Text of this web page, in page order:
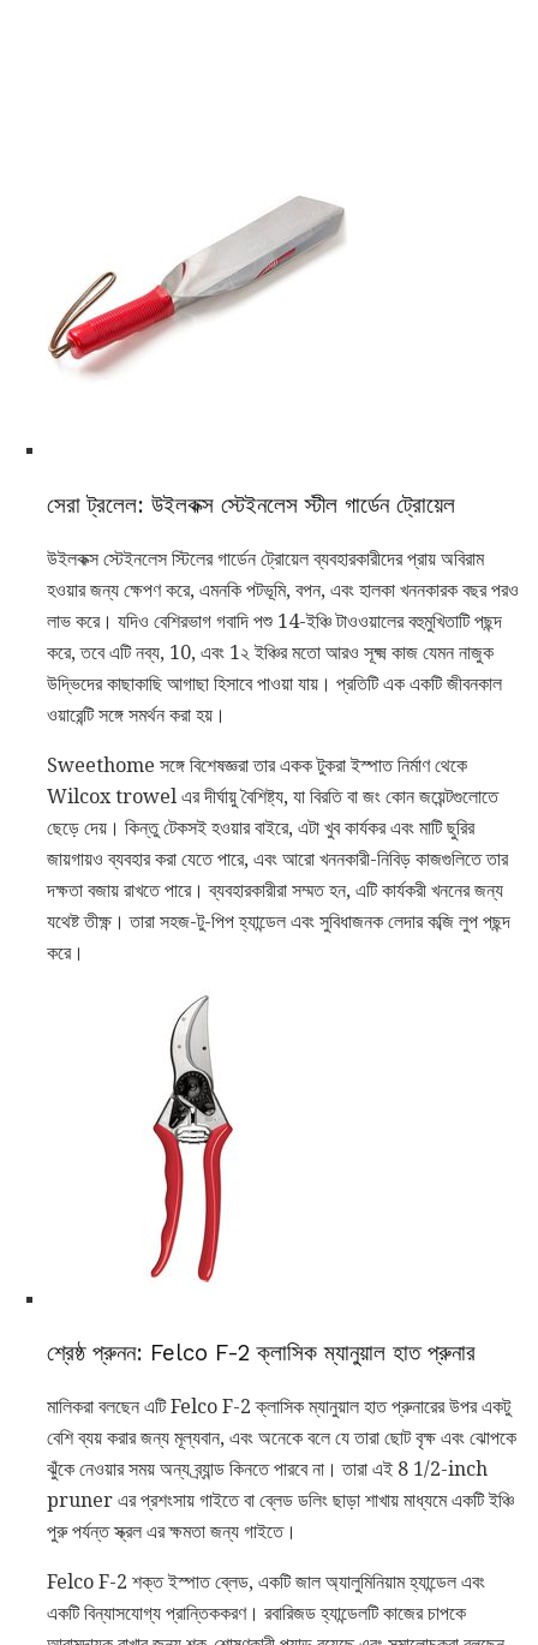
সেরা ট্রলেল: উইলকক্স স্টেইনলেস স্টীল গার্ডেন ট্রোয়েল
উইলকক্স স্টেইনলেস স্টিলের গার্ডেন ট্রোয়েল ব্যবহারকারীদের প্রায় অবিরাম
হওয়ার জন্য ক্ষেপণ করে, এমনকি পটভূমি, বপন, এবং হালকা খননকারক বছর পরও
লাভ করে। যদিও বেশিরভাগ গবাদি পশু 14-ইঞ্চি টাওওয়ালের বহুমুখিতাটি পছন্দ
করে, তবে এটি নব্য, 10, এবং 1২ ইঞ্চির মতো আরও সূক্ষ্ম কাজ যেমন নাজুক
উদ্ভিদের কাছাকাছি আগাছা হিসাবে পাওয়া যায়। প্রতিটি এক একটি জীবনকাল
ওয়ারেন্টি সঙ্গে সমর্থন করা হয়।
Sweethome সঙ্গে বিশেষজ্ঞরা তার একক টুকরা ইস্পাত নির্মাণ থেকে
Wilcox trowel এর দীর্ঘায়ু বৈশিষ্ট্য, যা বিরতি বা জং কোন জয়েন্টগুলোতে
ছেড়ে দেয়। কিন্তু টেকসই হওয়ার বাইরে, এটা খুব কার্যকর এবং মাটি ছুরির
জায়গায়ও ব্যবহার করা যেতে পারে, এবং আরো খননকারী-নিবিড় কাজগুলিতে তার
দক্ষতা বজায় রাখতে পারে। ব্যবহারকারীরা সম্মত হন, এটি কার্যকরী খননের জন্য
যথেষ্ট তীক্ষ্ণ। তারা সহজ-টু-পিপ হ্যান্ডেল এবং সুবিধাজনক লেদার কব্জি লুপ পছন্দ
করে।
শ্রেষ্ঠ প্রুনন: Felco F-2 ক্লাসিক ম্যানুয়াল হাত প্রুনার
মালিকরা বলছেন এটি Felco F-2 ক্লাসিক ম্যানুয়াল হাত প্রুনারের উপর একটু
বেশি ব্যয় করার জন্য মূল্যবান, এবং অনেকে বলে যে তারা ছোট বৃক্ষ এবং ঝোপকে
ঝুঁকে নেওয়ার সময় অন্য ব্র্যান্ড কিনতে পারবে না। তারা এই 8 1/2-inch
pruner এর প্রশংসায় গাইতে বা ব্লেড ডলিং ছাড়া শাখায় মাধ্যমে একটি ইঞ্চি
পুরু পর্যন্ত স্ক্রল এর ক্ষমতা জন্য গাইতে।
Felco F-2 শক্ত ইস্পাত ব্লেড, একটি জাল অ্যালুমিনিয়াম হ্যান্ডেল এবং
একটি বিন্যাসযোগ্য প্রান্তিককরণ। রবারিজড হ্যান্ডেলটি কাজের চাপকে